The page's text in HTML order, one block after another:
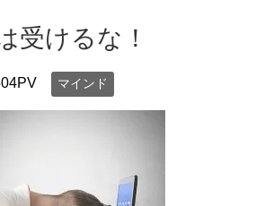
受けるな！
マインド